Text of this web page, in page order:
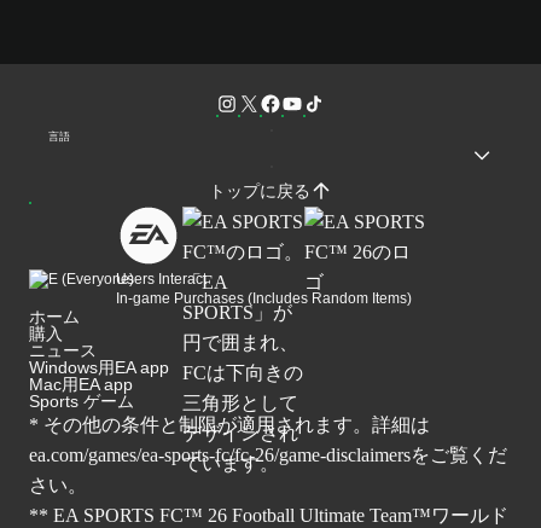
言語
トップに戻る
Users Interact
In-game Purchases (Includes Random Items)
ホーム
購入
ニュース
Windows用EA app
Mac用EA app
Sports ゲーム
* その他の条件と制限が適用されます。詳細は
ea.com/games/ea-sports-fc/fc-26/game-disclaimersをご覧くだ
さい。
** EA SPORTS FC™ 26 Football Ultimate Team™ワールド